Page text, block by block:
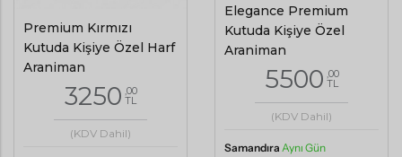
Premium Kırmızı
Kutuda Kişiye Özel Harf
Aranjman
3250 ,00
TL
(KDV Dahil)
Elegance Premium
Kutuda Kişiye Özel
Aranjman
5500 ,00
TL
(KDV Dahil)
Samandıra Aynı Gün